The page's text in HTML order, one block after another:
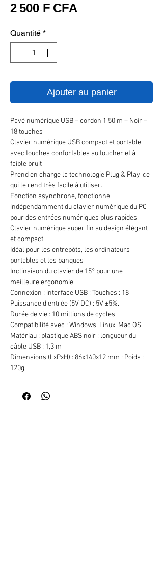
2 500 F CFA
Quantité *
Ajouter au panier
Pavé numérique USB – cordon 1.50 m – Noir –
18 touches
Clavier numérique USB compact et portable
avec touches confortables au toucher et à
faible bruit
Prend en charge la technologie Plug & Play, ce
qui le rend très facile à utiliser.
Fonction asynchrone, fonctionne
indépendamment du clavier numérique du PC
pour des entrées numériques plus rapides.
Clavier numérique super fin au design élégant
et compact
Idéal pour les entrepôts, les ordinateurs
portables et les banques
Inclinaison du clavier de 15° pour une
meilleure ergonomie
Connexion : interface USB ; Touches : 18
Puissance d’entrée (5V DC) : 5V ±5%.
Durée de vie : 10 millions de cycles
Compatibilité avec : Windows, Linux, Mac OS
Matériau : plastique ABS noir ; longueur du
câble USB : 1,3 m
Dimensions (LxPxH) : 86x140x12 mm ; Poids :
120g